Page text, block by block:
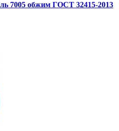
7005 обжим ГОСТ 32415-2013